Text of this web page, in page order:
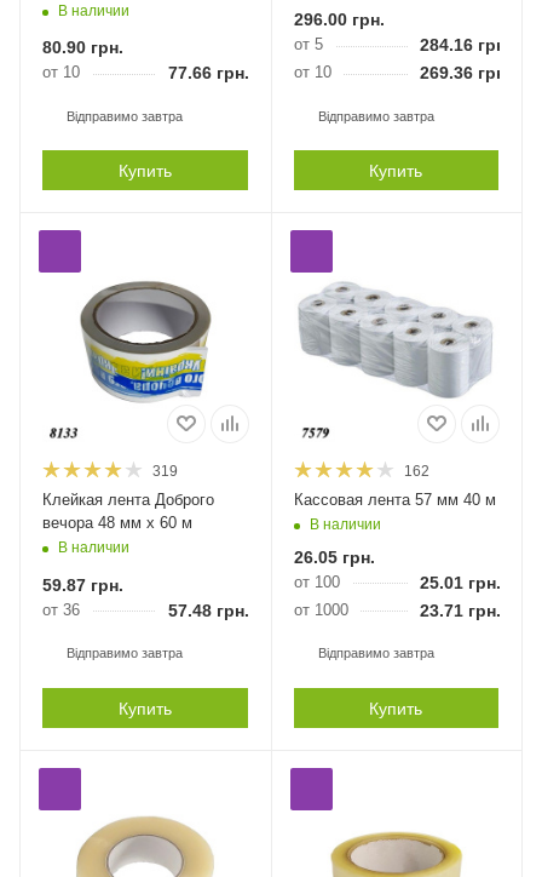
В наличии
80.90 грн.
от 10 77.66 грн.
Відправимо завтра
Купить
296.00грн.
от 5 284.16грн.
от 10 269.36грн.
Відправимо завтра
Купить
319
Клейкая лента Доброго
вечора 48 мм х 60 м
В наличии
59.87 грн.
от 36 57.48 грн.
Відправимо завтра
Купить
162
Кассовая лента 57 мм 40 м
В наличии
26.05грн.
от 100 25.01грн.
от 1000 23.71грн.
Відправимо завтра
Купить